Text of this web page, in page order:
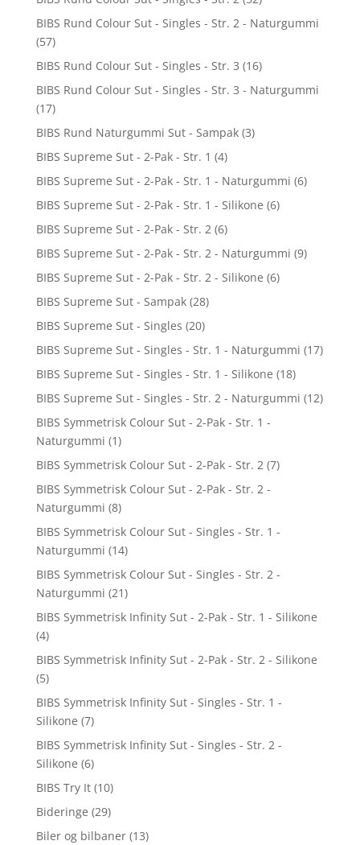
BIBS Rund Colour Sut - Singles - Str. 2 - Naturgummi
(57)
BIBS Rund Colour Sut - Singles - Str. 3 (16)
BIBS Rund Colour Sut - Singles - Str. 3 - Naturgummi
(17)
BIBS Rund Naturgummi Sut - Sampak (3)
BIBS Supreme Sut - 2-Pak - Str. 1 (4)
BIBS Supreme Sut - 2-Pak - Str. 1 - Naturgummi (6)
BIBS Supreme Sut - 2-Pak - Str. 1 - Silikone (6)
BIBS Supreme Sut - 2-Pak - Str. 2 (6)
BIBS Supreme Sut - 2-Pak - Str. 2 - Naturgummi (9)
BIBS Supreme Sut - 2-Pak - Str. 2 - Silikone (6)
BIBS Supreme Sut - Sampak (28)
BIBS Supreme Sut - Singles (20)
BIBS Supreme Sut - Singles - Str. 1 - Naturgummi (17)
BIBS Supreme Sut - Singles - Str. 1 - Silikone (18)
BIBS Supreme Sut - Singles - Str. 2 - Naturgummi (12)
BIBS Symmetrisk Colour Sut - 2-Pak - Str. 1 -
Naturgummi (1)
BIBS Symmetrisk Colour Sut - 2-Pak - Str. 2 (7)
BIBS Symmetrisk Colour Sut - 2-Pak - Str. 2 -
Naturgummi (8)
BIBS Symmetrisk Colour Sut - Singles - Str. 1 -
Naturgummi (14)
BIBS Symmetrisk Colour Sut - Singles - Str. 2 -
Naturgummi (21)
BIBS Symmetrisk Infinity Sut - 2-Pak - Str. 1 - Silikone
(4)
BIBS Symmetrisk Infinity Sut - 2-Pak - Str. 2 - Silikone
(5)
BIBS Symmetrisk Infinity Sut - Singles - Str. 1 -
Silikone (7)
BIBS Symmetrisk Infinity Sut - Singles - Str. 2 -
Silikone (6)
BIBS Try It (10)
Bideringe (29)
Biler og bilbaner (13)